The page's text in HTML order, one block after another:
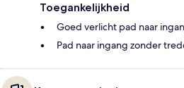
Toegankelijkheid
Goed verlicht pad naar
Pad naar ingang zonder